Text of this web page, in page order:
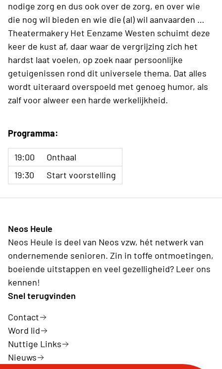
nodige zorg en dus ook over de zorg, en over wie
die nog wil bieden en wie die (al) wil aanvaarden …
Theatermakery Het Eenzame Westen schuimt deze
keer de kust af, daar waar de vergrijzing zich het
hardst laat voelen, op zoek naar persoonlijke
getuigenissen rond dit universele thema. Dat alles
wordt uiteraard overspoeld met genoeg humor, als
zalf voor alweer een harde werkelijkheid.
Programma:
19:00
Onthaal
19:30
Start voorstelling
Neos Heule
Neos Heule is deel van Neos vzw, hét netwerk van
ondernemende senioren. Zin in toffe ontmoetingen,
boeiende uitstappen en veel gezelligheid? Leer ons
kennen!
Snel terugvinden
Contact
Word lid
Nuttige Links
Nieuws